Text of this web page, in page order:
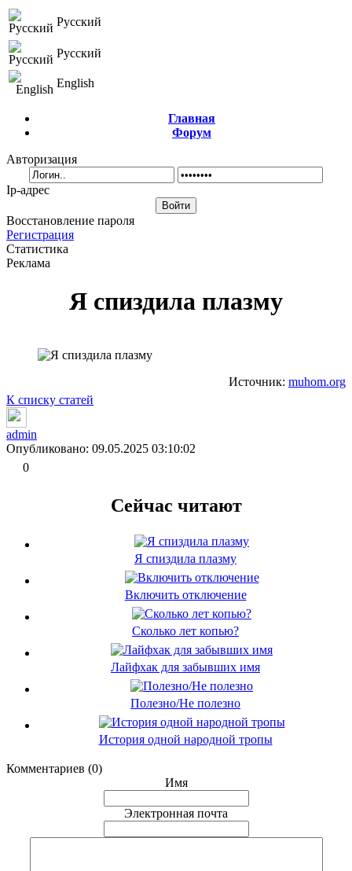
Русский
Русский
English
Главная
Форум
Авторизация
Ip-адрес
Восстановление пароля
Регистрация
Статистика
Реклама
Я спиздила плазму
Источник: muhom.org
К списку статей
admin
Опубликовано: 09.05.2025 03:10:02
0
Сейчас читают
Я спиздила плазму
Включить отключение
Сколько лет копью?
Лайфхак для забывших имя
Полезно/Не полезно
История одной народной тропы
Комментариев (0)
Имя
Электронная почта